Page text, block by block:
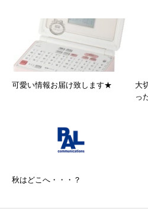
可愛い情報お届け致します★
大
っ
秋はどこへ・・・？